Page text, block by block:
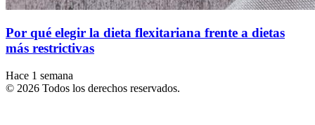
Por qué elegir la dieta flexitariana frente a dietas
más restrictivas
Hace 1 semana
© 2026 Todos los derechos reservados.